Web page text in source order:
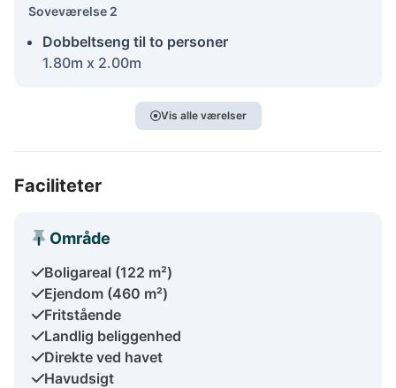
Soveværelse 2
Dobbeltseng til to personer
1.80m x 2.00m
Vis alle værelser
Faciliteter
Område
Boligareal (122 m²)
Ejendom (460 m²)
Fritstående
Landlig beliggenhed
Direkte ved havet
Havudsigt